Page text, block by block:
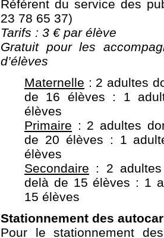
Référent du service des
23 78 65 37)
Tarifs : 3 € par élève
Gratuit pour les
d’élèves
Maternelle : 2 adultes
de 16 élèves : 1
élèves
Primaire : 2 adultes
de 20 élèves : 1
élèves
Secondaire : 2 adultes
delà de 15 élèves : 1
15 élèves
Stationnement des
Pour le stationnement